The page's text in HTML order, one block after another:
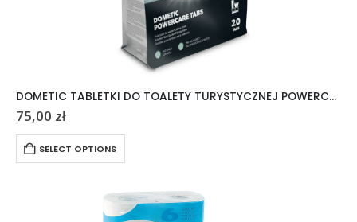
DOMETIC TABLETKI DO TOALETY TURYSTYCZNEJ POWERCARE TABS 20 SZTUK
75,00 zł
SELECT OPTIONS